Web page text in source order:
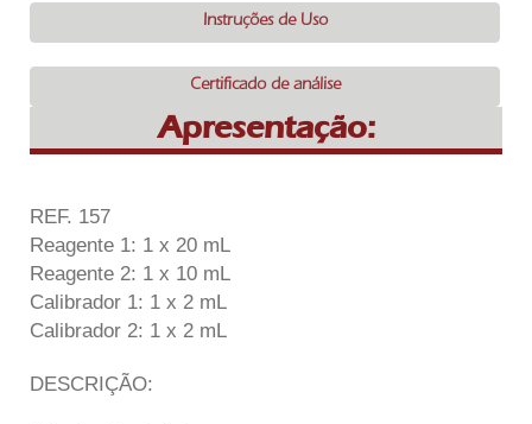
Instruções de Uso
Certificado de análise
Apresentação:
REF. 157
Reagente 1: 1 x 20 mL
Reagente 2: 1 x 10 mL
Calibrador 1: 1 x 2 mL
Calibrador 2: 1 x 2 mL
DESCRIÇÃO: